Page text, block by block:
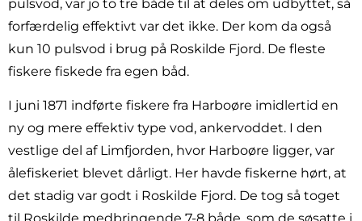
pulsvod, var jo to tre både til at deles om udbyttet, så
forfærdelig effektivt var det ikke. Der kom da også
kun 10 pulsvod i brug på Roskilde Fjord. De fleste
fiskere fiskede fra egen båd.
I juni 1871 indførte fiskere fra Harboøre imidlertid en
ny og mere effektiv type vod, ankervoddet. I den
vestlige del af Limfjorden, hvor Harboøre ligger, var
ålefiskeriet blevet dårligt. Her havde fiskerne hørt, at
det stadig var godt i Roskilde Fjord. De tog så toget